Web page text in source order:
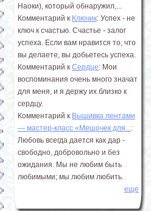
Наоки), который обнаружил,...
Комментарий к Ключик: Успех - не
ключ к счастью. Счастье - залог
успеха. Если вам нравится то, что
вы делаете, вы добьетесь успеха.
Комментарий к Сердце: Мои
воспоминания очень много значат
для меня, и я держу их близко к
сердцу.
Комментарий к Вышивка лентами
― мастер-класс «Мешочек для...:
Любовь всегда дается как дар -
свободно, добровольно и без
ожидания. Мы не любим быть
любимыми; мы любим любить.
еще